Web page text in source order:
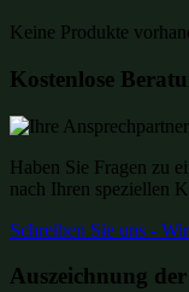
Keine Produkte
Kostenlose
Haben Sie Fragen zu
nach Ihren speziellen
Schreiben Sie uns -
Auszeichnung